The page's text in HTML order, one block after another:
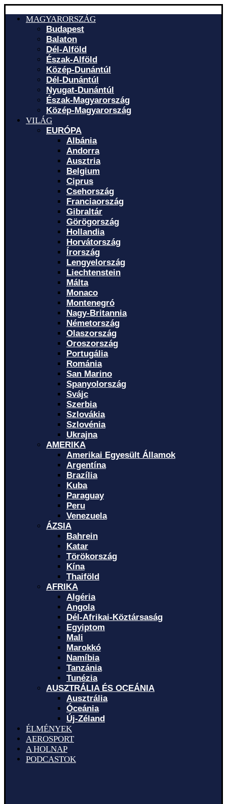
MAGYARORSZÁG
Budapest
Balaton
Dél-Alföld
Észak-Alföld
Közép-Dunántúl
Dél-Dunántúl
Nyugat-Dunántúl
Észak-Magyarország
Közép-Magyarország
VILÁG
EURÓPA
Albánia
Andorra
Ausztria
Belgium
Ciprus
Csehország
Franciaország
Gibraltár
Görögország
Hollandia
Horvátország
Írország
Lengyelország
Liechtenstein
Málta
Monaco
Montenegró
Nagy-Britannia
Németország
Olaszország
Oroszország
Portugália
Románia
San Marino
Spanyolország
Svájc
Szerbia
Szlovákia
Szlovénia
Ukrajna
AMERIKA
Amerikai Egyesült Államok
Argentína
Brazília
Kuba
Paraguay
Peru
Venezuela
ÁZSIA
Bahrein
Katar
Törökország
Kína
Thaiföld
AFRIKA
Algéria
Angola
Dél-Afrikai-Köztársaság
Egyiptom
Mali
Marokkó
Namíbia
Tanzánia
Tunézia
AUSZTRÁLIA ÉS OCEÁNIA
Ausztrália
Óceánia
Új-Zéland
ÉLMÉNYEK
AEROSPORT
A HOLNAP
PODCASTOK